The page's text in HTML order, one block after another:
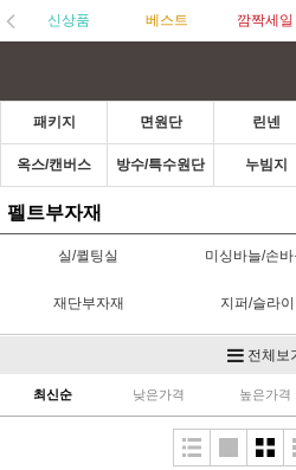
신상품 베스트 깜짝세일
패키지 면원단 린넨
옥스/캔버스 방수/특수원단 누빔지
펠트부자재
실/퀼팅실 미싱바늘/손바
재단부자재 지퍼/슬라이
단추/수입단
접착제/심지 가방부자재
카드/통장속지/
전체보
최신순 낮은가격 높은가격